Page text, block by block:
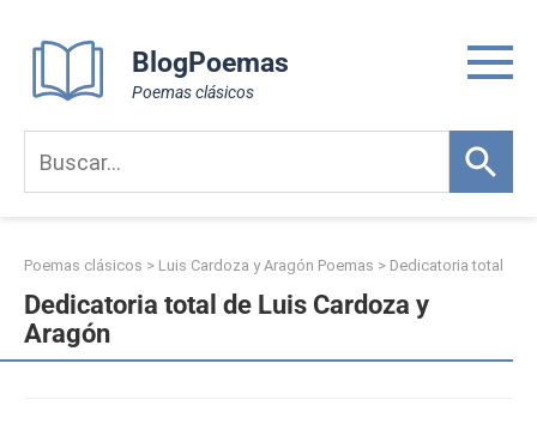
content
BlogPoemas
Poemas clásicos
Poemas clásicos > Luis Cardoza y Aragón Poemas > Dedicatoria total
Dedicatoria total de Luis Cardoza y
Aragón